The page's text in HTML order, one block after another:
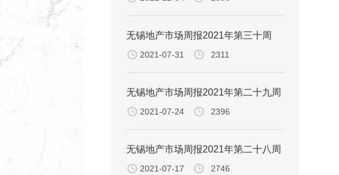
无锡地产市场周报2021年第三十周
2021-07-31 2311
无锡地产市场周报2021年第二十九周
2021-07-24 2396
无锡地产市场周报2021年第二十八周
2021-07-17 2746